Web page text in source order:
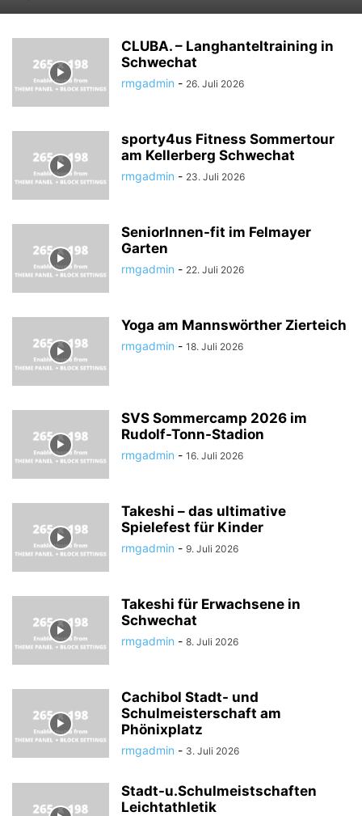
CLUBA. – Langhanteltraining in
Schwechat
rmgadmin - 26. Juli 2026
sporty4us Fitness Sommertour
am Kellerberg Schwechat
rmgadmin - 23. Juli 2026
SeniorInnen-fit im Felmayer
Garten
rmgadmin - 22. Juli 2026
Yoga am Mannswörther Zierteich
rmgadmin - 18. Juli 2026
SVS Sommercamp 2026 im
Rudolf-Tonn-Stadion
rmgadmin - 16. Juli 2026
Takeshi – das ultimative
Spielefest für Kinder
rmgadmin - 9. Juli 2026
Takeshi für Erwachsene in
Schwechat
rmgadmin - 8. Juli 2026
Cachibol Stadt- und
Schulmeisterschaft am
Phönixplatz
rmgadmin - 3. Juli 2026
Stadt-u.Schulmeistschaften
Leichtathletik